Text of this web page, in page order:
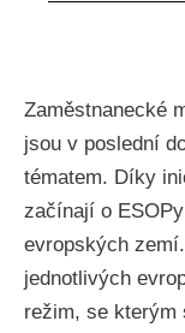
Zaměstnanecké
jsou v poslední
tématem. Díky
začínají o
evropských
jednotlivých
režim, se kterým